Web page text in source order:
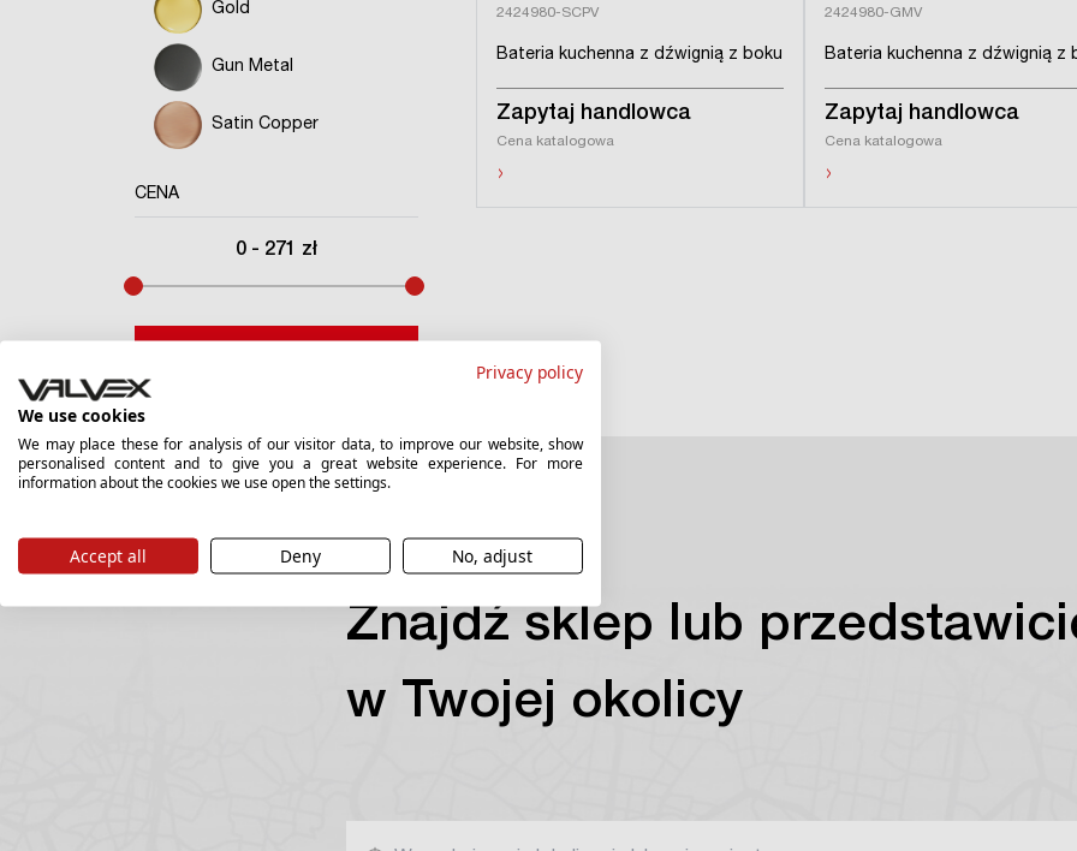
Gold
Gun Metal
Satin Copper
CENA
0 - 271 zł
2424980-SCPV
Bateria kuchenna z dźwignią z boku
Zapytaj handlowca
Cena katalogowa
›
2424980-GMV
Bateria kuchenna z dźwignią z
Zapytaj handlowca
Cena katalogowa
›
Znajdź sklep lub
w Twojej okolicy
Privacy policy
We use cookies
We may place these for analysis of our visitor data, to improve our website, show
personalised content and to give you a great website experience. For more
information about the cookies we use open the settings.
Accept all Deny No, adjust